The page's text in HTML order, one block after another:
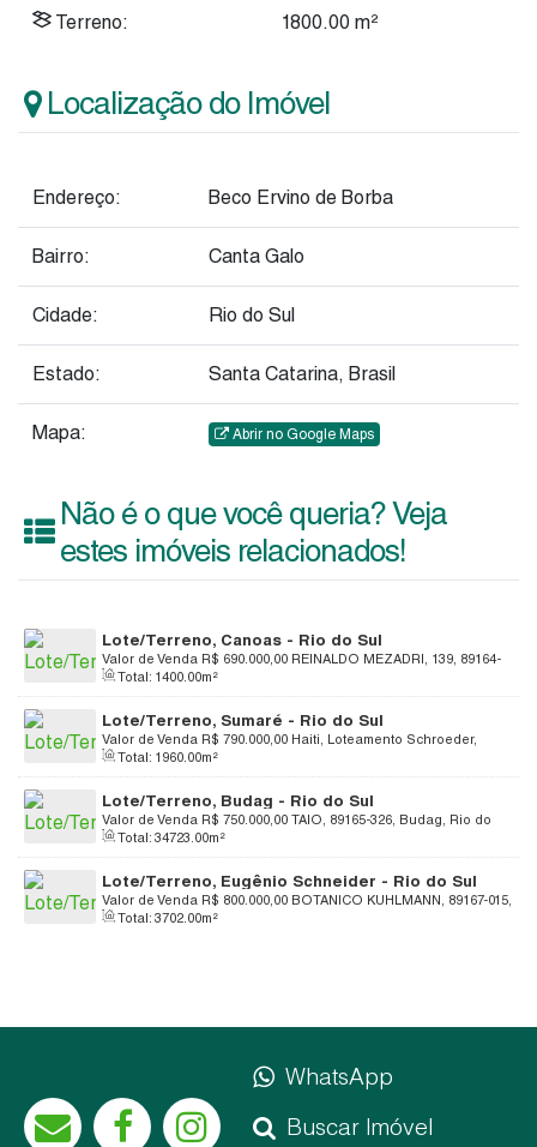
Terreno: 1800.00 m²
Localização do Imóvel
Endereço: Beco Ervino de Borba
Bairro: Canta Galo
Cidade: Rio do Sul
Estado: Santa Catarina, Brasil
Mapa: Abrir no Google Maps
Não é o que você queria? Veja
estes imóveis relacionados!
Lote/Terreno, Canoas - Rio do Sul
R$ 690.000,00
Valor de Venda
REINALDO MEZADRI, 139, 89164-
006, Canoas, Rio do Sul, Santa Catarina, Brasil
Total: 1400 .00m²
Lote/Terreno, Sumaré - Rio do Sul
R$ 790.000,00
Valor de Venda
Haiti, Loteamento Schroeder,
89165-649, Sumaré, Rio do Sul, Santa Catarina, Brasil
Total: 1960 .00m²
Lote/Terreno, Budag - Rio do Sul
R$ 750.000,00
Valor de Venda
TAIO, 89165-326, Budag, Rio do
Sul, Santa Catarina, Brasil
Total: 34723 .00m²
Lote/Terreno, Eugênio Schneider - Rio do Sul
R$ 800.000,00
Valor de Venda
BOTANICO KUHLMANN, 89167-015,
Eugênio Schneider, Rio do Sul, Santa Catarina, Brasil
Total: 3702 .00m²
WhatsApp
Buscar Imóvel